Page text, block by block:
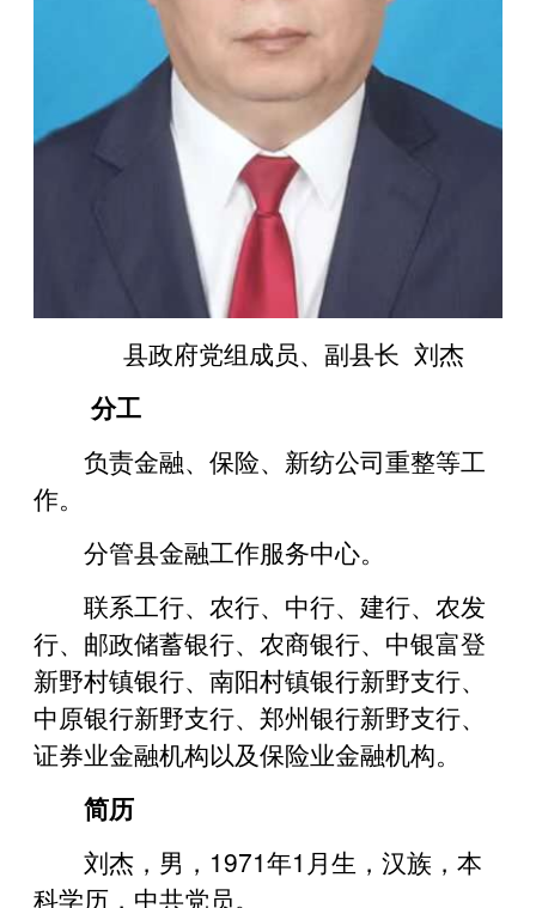
县政府党组成员、副县长 刘杰
分工
负责金融、保险、新纺公司重整等工
作。
分管县金融工作服务中心。
联系工行、农行、中行、建行、农发
行、邮政储蓄银行、农商银行、中银富登
新野村镇银行、南阳村镇银行新野支行、
中原银行新野支行、郑州银行新野支行、
证券业金融机构以及保险业金融机构。
简历
刘杰，男，1971年1月生，汉族，本
科学历，中共党员。